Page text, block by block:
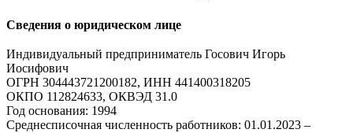
Сведения о юридическом лице
Индивидуальный предприниматель Госович Игорь
Иосифович
ОГРН 304443721200182, ИНН 441400318205
ОКПО 112824633, ОКВЭД 31.0
Год основания: 1994
Среднесписочная численность работников: 01.01.2023 –